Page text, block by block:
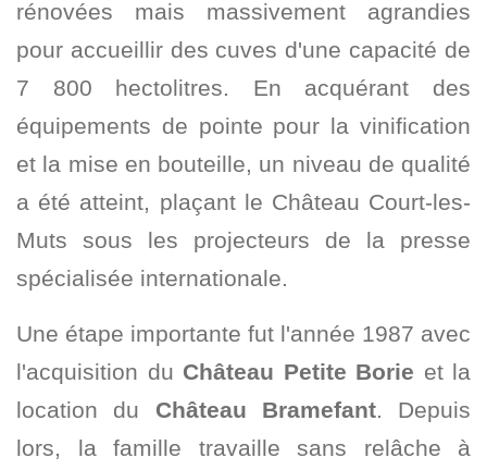
rénovées mais massivement agrandies
pour accueillir des cuves d'une capacité de
7 800 hectolitres. En acquérant des
équipements de pointe pour la vinification
et la mise en bouteille, un niveau de qualité
a été atteint, plaçant le Château Court-les-
Muts sous les projecteurs de la presse
spécialisée internationale.
Une étape importante fut l'année 1987 avec
l'acquisition du Château Petite Borie et la
location du Château Bramefant. Depuis
lors, la famille travaille sans relâche à